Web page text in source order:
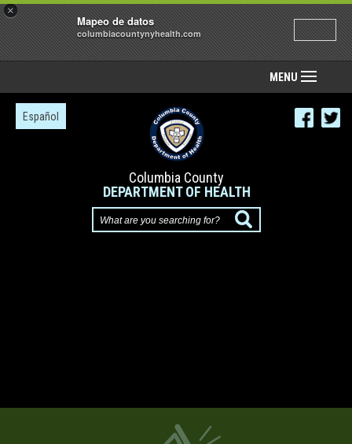
×
Mapeo de datos
columbiacountynyhealth.com
MENU
Español
Columbia County
DEPARTMENT OF HEALTH
What